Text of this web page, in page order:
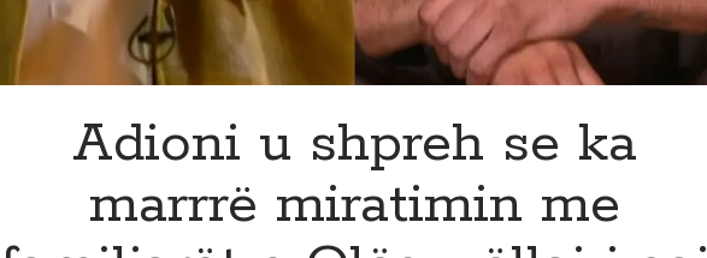
Adioni u shpreh se ka
marrrë miratimin me